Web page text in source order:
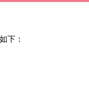
下：